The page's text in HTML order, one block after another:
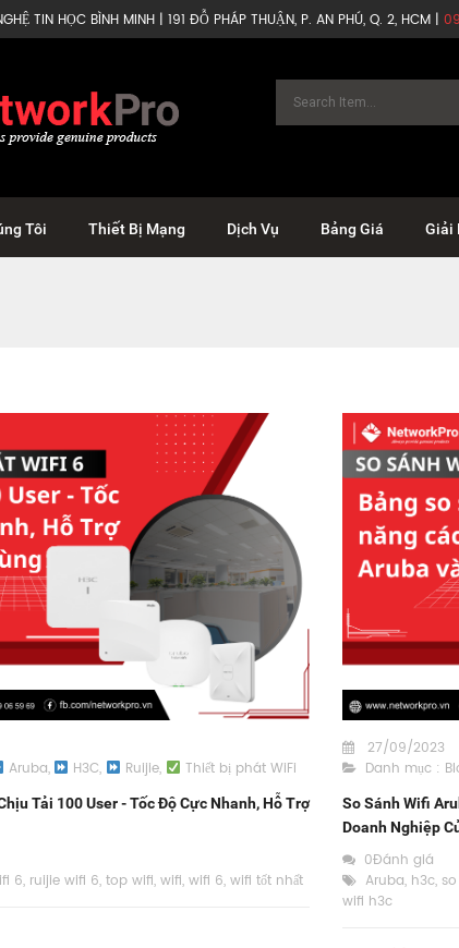
TIN HỌC BÌNH MINH | 191 ĐỖ PHÁP THUẬN, P. AN PHÚ, Q. 2, HCM |
Tôi Thiết Bị Mạng Dịch Vụ Bảng Giá Giải
Aruba, H3C, Ruijie, Thiết bị phát WiFi
Tải 100 User - Tốc Độ Cực Nhanh, Hỗ Trợ
6, ruijie wifi 6, top wifi, wifi, wifi 6, wifi tốt nhất
27/09/2023
Danh mục :
So Sánh Wifi
Doanh Nghiệp
0Đánh giá
Aruba, h3c,
wifi h3c